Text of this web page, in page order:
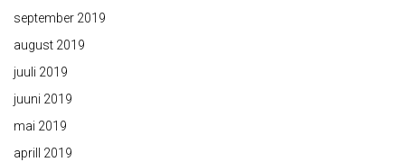
september 2019
august 2019
juuli 2019
juuni 2019
mai 2019
aprill 2019